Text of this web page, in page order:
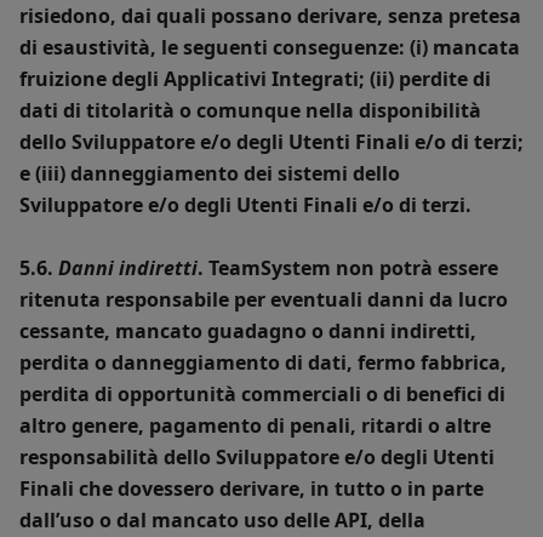
risiedono, dai quali possano derivare, senza pretesa
di esaustività, le seguenti conseguenze: (i) mancata
fruizione degli Applicativi Integrati; (ii) perdite di
dati di titolarità o comunque nella disponibilità
dello Sviluppatore e/o degli Utenti Finali e/o di terzi;
e (iii) danneggiamento dei sistemi dello
Sviluppatore e/o degli Utenti Finali e/o di terzi.
5.6. Danni indiretti. TeamSystem non potrà essere
ritenuta responsabile per eventuali danni da lucro
cessante, mancato guadagno o danni indiretti,
perdita o danneggiamento di dati, fermo fabbrica,
perdita di opportunità commerciali o di benefici di
altro genere, pagamento di penali, ritardi o altre
responsabilità dello Sviluppatore e/o degli Utenti
Finali che dovessero derivare, in tutto o in parte
dall’uso o dal mancato uso delle API, della